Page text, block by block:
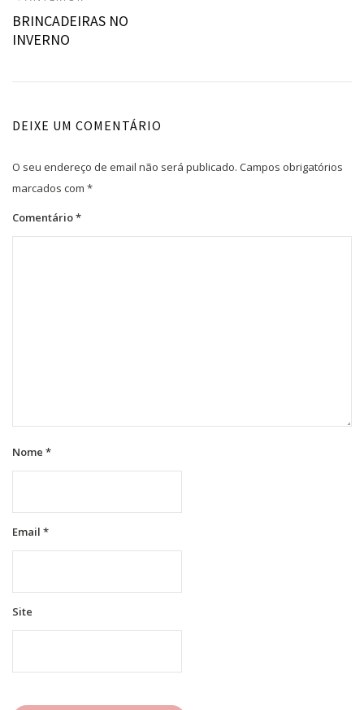
de
ANTERIOR:
BRINCADEIRAS NO
INVERNO
DEIXE UM COMENTÁRIO
O seu endereço de email não será publicado. Campos obrigatórios
marcados com *
Comentário*
Nome *
Email *
Site